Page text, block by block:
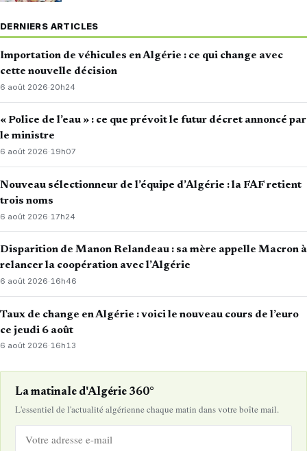
DERNIERS ARTICLES
Importation de véhicules en Algérie : ce qui change avec
cette nouvelle décision
6 août 2026·20h24
« Police de l’eau » : ce que prévoit le futur décret annoncé par
le ministre
6 août 2026·19h07
Nouveau sélectionneur de l’équipe d’Algérie : la FAF retient
trois noms
6 août 2026· 17h24
Disparition de Manon Relandeau : sa mère appelle Macron à
relancer la coopération avec l’Algérie
6 août 2026·16h46
Taux de change en Algérie : voici le nouveau cours de l’euro
ce jeudi 6 août
6 août 2026·16h13
La matinale d'Algérie 360°
L'essentiel de l'actualité algérienne chaque matin dans votre boîte mail.